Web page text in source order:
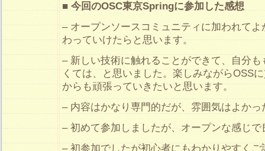
■ 今回のOSC東京Springに参加した感想
– オープンソースコミュニティに加われて
わっていけたらと思います。
– 新しい技術に触れることができて、自分
くては、と思いました。楽しみながらOSS
からも頑張っていきたいと思います。
– 内容はかなり専門的だが、雰囲気はよかっ
– 初めて参加しましたが、オープンな感じで
– 初参加でしたが初心者にもわかりやすく